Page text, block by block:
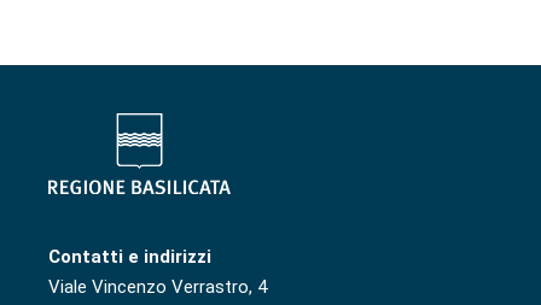
Contatti e indirizzi
Viale Vincenzo Verrastro, 4